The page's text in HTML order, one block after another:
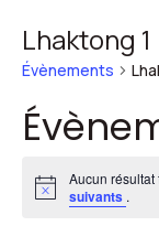
Lhaktong 1
Évènements
Notice
Aucun
suivants .